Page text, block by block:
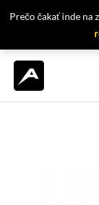
Prečo čakať inde na
Preskočiť